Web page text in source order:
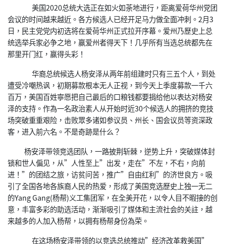
美国2020总统大选正在如火如荼地进行，距离爱荷华州党团
会议的时间越来越近。各方候选人已经开足马力做全面冲刺。2月3
日，民主党党内初选将在爱荷华州正式拉开序幕。爱州乃歷史上总
统选举兵家必争之地，赢爱州者得天下！几乎所有当选总统都先在
那里开门红，赢得头彩！
华裔总统候选人杨安泽从两年前组建时只有三五个人，到处
遭受冷嘲热讽，初期募款根本无人正视，到今天上季度募款一千六
百万，美国百姓寧愿把自己最后的口粮钱都要捐给他以表达对杨安
泽的支持。作為一名政治素人从开始时近30个候选人的拥挤的竞技
场突破重重艰险，击败眾多诸如参议员、州长、国会议员等资深政
客，进入前六名。不是奇跡是什么？
杨安泽带领竞选团队，一路披荆斩棘，逆势上升，突破媒体封
锁和世人偏见，从”人性至上”出发，走在”不左，不右，向前
进！”的团结之旅，访贫问苦，推广”自由红利”的济世良方。吸
引了全国各地各族裔人民的热爱，形成了美国竞选歷史上独一无二
的Yang Gang(杨帮)义工集团军，在全美开花，以令人目不暇接的创
意，丰富多彩的助选活动，渐渐吸引了媒体和主流社会的关註，越
来越多的人加入杨帮，以拥有杨帮身份為荣。
在这场杨安泽带领的以竞选总统推动”经济改革救美国”